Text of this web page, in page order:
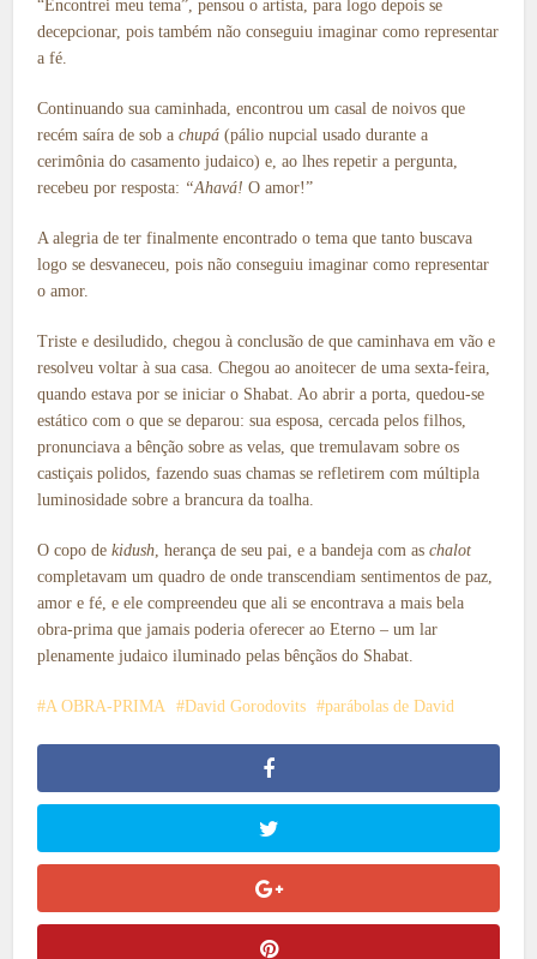
“Encontrei meu tema”, pensou o artista, para logo depois se
decepcionar, pois também não conseguiu imaginar como representar
a fé.
Continuando sua caminhada, encontrou um casal de noivos que
recém saíra de sob achupá (pálio nupcial usado durante a
cerimônia do casamento judaico) e, ao lhes repetir a pergunta,
recebeu por resposta: “Ahavá! O amor!”
A alegria de ter finalmente encontrado o tema que tanto buscava
logo se desvaneceu, pois não conseguiu imaginar como representar
o amor.
Triste e desiludido, chegou à conclusão de que caminhava em vão e
resolveu voltar à sua casa. Chegou ao anoitecer de uma sexta-feira,
quando estava por se iniciar o Shabat. Ao abrir a porta, quedou-se
estático com o que se deparou: sua esposa, cercada pelos filhos,
pronunciava a bênção sobre as velas, que tremulavam sobre os
castiçais polidos, fazendo suas chamas se refletirem com múltipla
luminosidade sobre a brancura da toalha.
O copo dekidush , herança de seu pai, e a bandeja com aschalot
completavam um quadro de onde transcendiam sentimentos de paz,
amor e fé, e ele compreendeu que ali se encontrava a mais bela
obra-prima que jamais poderia oferecer ao Eterno – um lar
plenamente judaico iluminado pelas bênçãos do Shabat.
A OBRA-PRIMA David Gorodovits parábolas de David